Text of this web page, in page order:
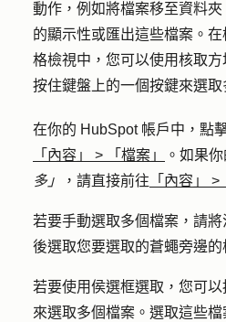
動作，例如將檔案移至資料
的顯示性或匯出這些檔案。
格檢視中，您可以使用核取
按住鍵盤上的一個按鍵來選取
在你的 HubSpot 帳戶中，點
「內容」
> 「檔案」 。如果
多」
，請直接前往 「內容」 >
若要手動選取多個檔案，請
後選取您要選取的蒼蠅旁邊的
若要使用侯選框選取，您可
來選取多個檔案。選取這些